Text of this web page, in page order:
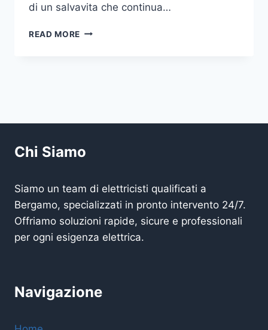
di un salvavita che continua…
READ MORE ELETTRICISTA
Chi Siamo
Siamo un team di elettricisti qualificati a
Bergamo, specializzati in pronto intervento 24/7.
Offriamo soluzioni rapide, sicure e professionali
per ogni esigenza elettrica.
Navigazione